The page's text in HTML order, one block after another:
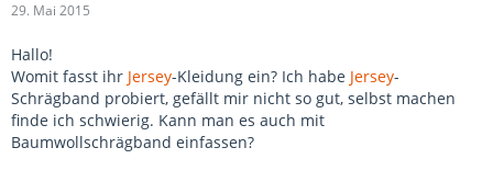
29. Mai 2015
Hallo!
Womit fasst ihr Jersey-Kleidung ein? Ich habe Jersey-
Schrägband probiert, gefällt mir nicht so gut, selbst machen
finde ich schwierig. Kann man es auch mit
Baumwollschrägband einfassen?